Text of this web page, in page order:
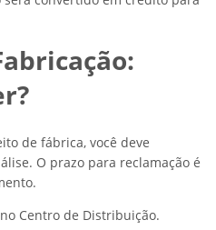
de fábrica, você deve
O prazo para reclamação é
Centro de Distribuição.